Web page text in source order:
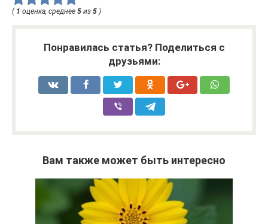
( 1 оценка, среднее 5 из 5 )
Понравилась статья? Поделиться с
друзьями:
Вам также может быть интересно